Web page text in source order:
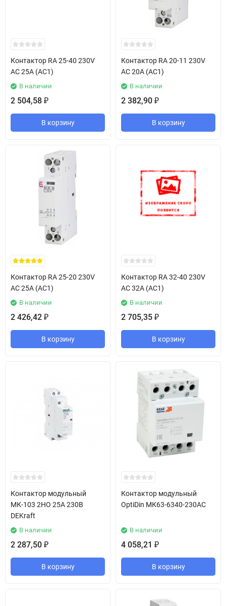
Контактор RA 25-40 230V
AC 25A (AC1)
В наличии
2 504,58 ₽
В корзину
Контактор RA 20-11 230V
AC 20A (AC1)
В наличии
2 382,90 ₽
В корзину
Контактор RA 25-20 230V
AC 25A (AC1)
В наличии
2 426,42 ₽
В корзину
Контактор RA 32-40 230V
AC 32A (AC1)
В наличии
2 705,35 ₽
В корзину
Контактор модульный
МК-103 2НО 25А 230В
DEKraft
В наличии
2 287,50 ₽
В корзину
Контактор модульный
OptiDin МК63-6340-230AC
В наличии
4 058,21 ₽
В корзину